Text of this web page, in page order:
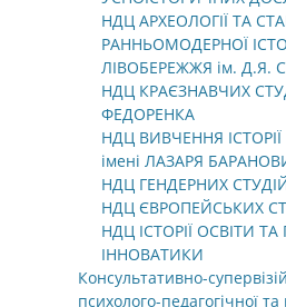
НДЦ АРХЕОЛОГІЇ ТА
РАННЬОМОДЕРНОЇ
ЛІВОБЕРЕЖЖЯ ім. Д.Я.
НДЦ КРАЄЗНАВЧИХ
ФЕДОРЕНКА
НДЦ ВИВЧЕННЯ ІСТОРІЇ
імені ЛАЗАРЯ
НДЦ ГЕНДЕРНИХ
НДЦ ЄВРОПЕЙСЬКИХ
НДЦ ІСТОРІЇ ОСВІТИ
ІННОВАТИКИ
Консультативно-
психолого-педагогічної